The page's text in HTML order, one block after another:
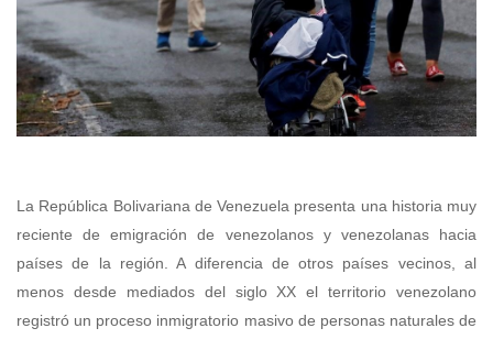
La República Bolivariana de Venezuela presenta una historia muy
reciente de emigración de venezolanos y venezolanas hacia
países de la región. A diferencia de otros países vecinos, al
menos desde mediados del siglo XX el territorio venezolano
registró un proceso inmigratorio masivo de personas naturales de